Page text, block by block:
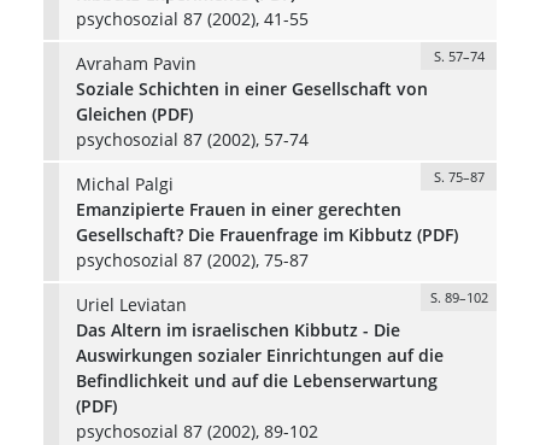
psychosozial 87 (2002), 41-55
Avraham Pavin
S. 57–74
Soziale Schichten in einer Gesellschaft von
Gleichen (PDF)
psychosozial 87 (2002), 57-74
Michal Palgi
S. 75–87
Emanzipierte Frauen in einer gerechten
Gesellschaft? Die Frauenfrage im Kibbutz (PDF)
psychosozial 87 (2002), 75-87
Uriel Leviatan
S. 89–102
Das Altern im israelischen Kibbutz - Die
Auswirkungen sozialer Einrichtungen auf die
Befindlichkeit und auf die Lebenserwartung
(PDF)
psychosozial 87 (2002), 89-102